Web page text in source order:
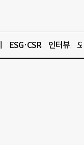
ESG·CSR 인터뷰